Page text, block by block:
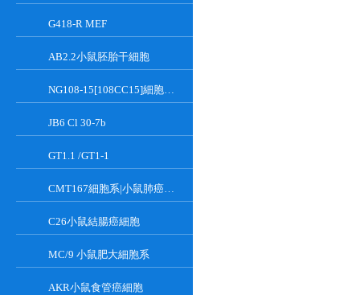
G418-R MEF
AB2.2小鼠胚胎干細胞
NG108-15[108CC15]細胞系|小鼠神經母瘤與大鼠膠質瘤之融合細胞
JB6 Cl 30-7b
GT1.1 /GT1-1
CMT167細胞系|小鼠肺癌細胞
C26小鼠結腸癌細胞
MC/9 小鼠肥大細胞系
AKR小鼠食管癌細胞